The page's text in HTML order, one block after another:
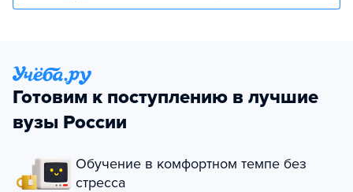
Готовим к поступлению в лучшие
вузы России
Обучение в комфортном темпе без
стресса